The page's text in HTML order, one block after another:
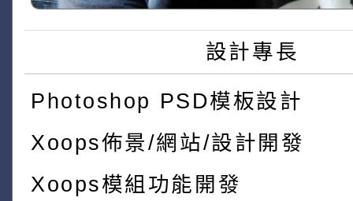
設計專長
Photoshop PSD模板設計
Xoops佈景/網站/設計開發
Xoops模組功能開發